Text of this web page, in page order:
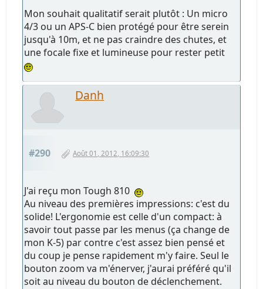
Mon souhait qualitatif serait plutôt : Un micro
4/3 ou un APS-C bien protégé pour être serein
jusqu'à 10m, et ne pas craindre des chutes, et
une focale fixe et lumineuse pour rester petit
Danh
#290 Août 01, 2012, 16:09:30
J'ai reçu mon Tough 810
Au niveau des premières impressions: c'est du
solide! L'ergonomie est celle d'un compact: à
savoir tout passe par les menus (ça change de
mon K-5) par contre c'est assez bien pensé et
du coup je pense rapidement m'y faire. Seul le
bouton zoom va m'énerver, j'aurai préféré qu'il
soit au niveau du bouton de déclenchement.